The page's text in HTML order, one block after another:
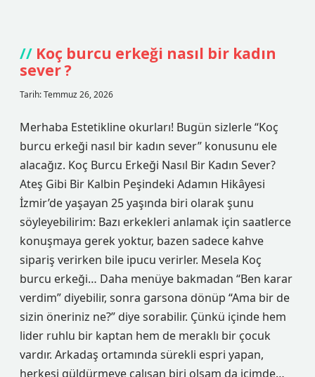
Koç burcu erkeği nasıl bir kadın
sever ?
Tarih: Temmuz 26, 2026
Merhaba Estetikline okurları! Bugün sizlerle “Koç
burcu erkeği nasıl bir kadın sever” konusunu ele
alacağız. Koç Burcu Erkeği Nasıl Bir Kadın Sever?
Ateş Gibi Bir Kalbin Peşindeki Adamın Hikâyesi
İzmir’de yaşayan 25 yaşında biri olarak şunu
söyleyebilirim: Bazı erkekleri anlamak için saatlerce
konuşmaya gerek yoktur, bazen sadece kahve
sipariş verirken bile ipucu verirler. Mesela Koç
burcu erkeği… Daha menüye bakmadan “Ben karar
verdim” diyebilir, sonra garsona dönüp “Ama bir de
sizin öneriniz ne?” diye sorabilir. Çünkü içinde hem
lider ruhlu bir kaptan hem de meraklı bir çocuk
vardır. Arkadaş ortamında sürekli espri yapan,
herkesi güldürmeye çalışan biri olsam da içimde…